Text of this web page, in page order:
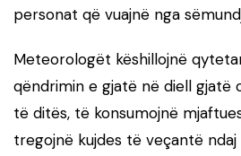
personat që vuajnë nga
Meteorologët këshillojnë
qëndrimin e gjatë në diell gjatë
të ditës, të konsumojnë
tregojnë kujdes të veçantë